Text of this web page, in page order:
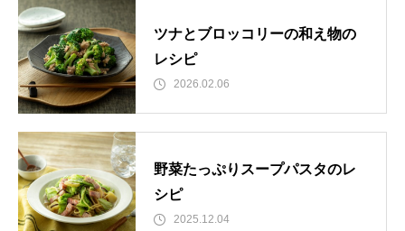
ツナとブロッコリーの和え物の
レシピ
2026.02.06
野菜たっぷりスープパスタのレ
シピ
2025.12.04